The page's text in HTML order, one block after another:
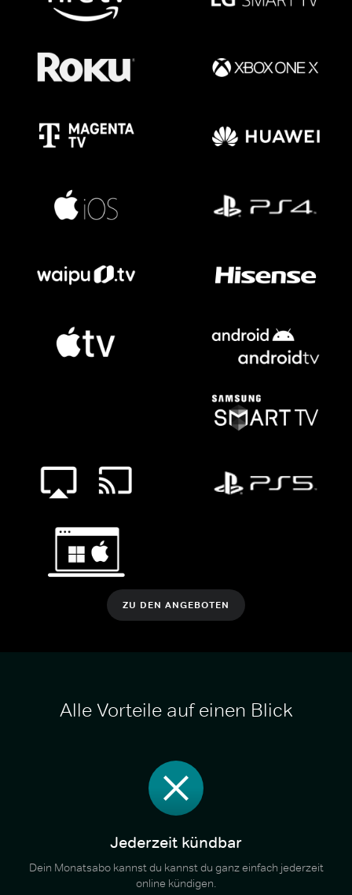
ZU DEN ANGEBOTEN
Alle Vorteile auf einen Blick
Jederzeit kündbar
Dein Monatsabo kannst du kannst du ganz einfach jederzeit
online kündigen.